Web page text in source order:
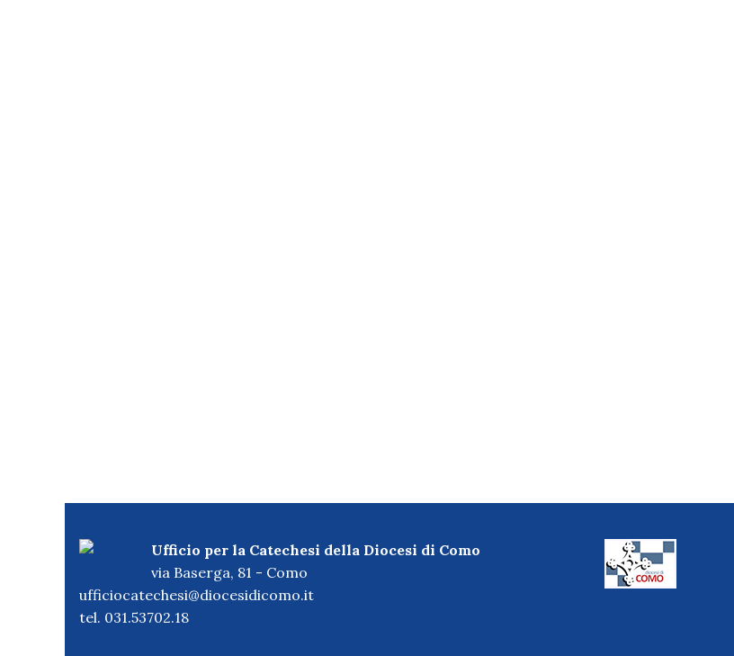
Ufficio per la Catechesi della Diocesi di Como
via Baserga, 81 - Como
ufficiocatechesi@diocesidicomo.it
tel. 031.53702.18